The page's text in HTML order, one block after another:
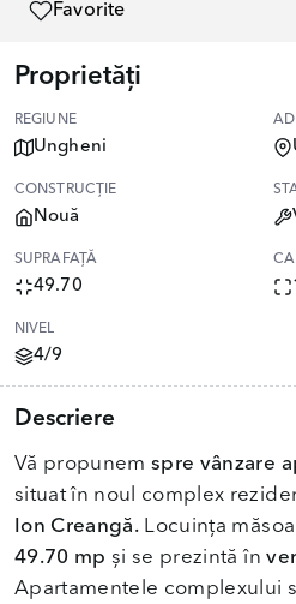
Favorite
Proprietăți
REGIUNE
Ungheni
CONSTRUCȚIE
Nouă
SUPRAFAȚĂ
49.70
NIVEL
4/9
Descriere
Vă propunemspre vânzare
situat în noul complex
Ion Creangă. Locuința
49.70 mp și se prezintă în
Apartamentele complexului